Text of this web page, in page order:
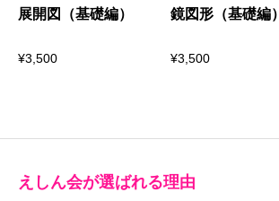
展開図（基礎編）
¥3,500
鏡図形（基礎編）
¥3,500
えしん会が選ばれる理由